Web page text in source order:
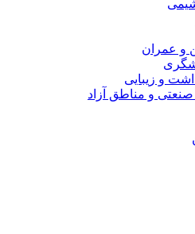
و عمران
و زیبایی
و مناطق آزاد